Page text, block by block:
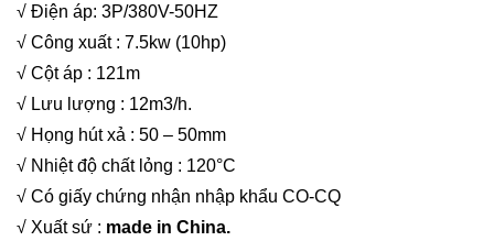
√ Điện áp: 3P/380V-50HZ
√ Công xuất : 7.5kw (10hp)
√ Cột áp : 121m
√ Lưu lượng : 12m3/h.
√ Họng hút xả : 50 – 50mm
√ Nhiệt độ chất lỏng : 120°C
√ Có giấy chứng nhận nhập khẩu CO-CQ
√ Xuất sứ : made in China.